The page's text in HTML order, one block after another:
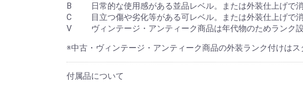
B
日常的な使用感がある並品レベル。または外装仕上げで
C
目立つ傷や劣化等がある可レベル。または外装仕上げで
V
ヴィンテージ・アンティーク商品は年代物のためランク
※中古・ヴィンテージ・アンティーク商品の外装ランク付けはス
付属品について